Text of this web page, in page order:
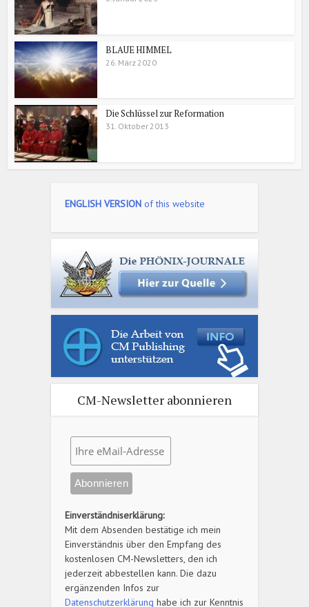
BLAUE HIMMEL
26. März 2020
Die Schlüssel zur Reformation
31. Oktober 2013
ENGLISH VERSION of this website
CM-Newsletter abonnieren
Einverständniserklärung:
Mit dem Absenden bestätige ich mein
Einverständnis über den Empfang des
kostenlosen CM-Newsletters, den ich
jederzeit abbestellen kann. Die dazu
ergänzenden Infos zur
Datenschutzerklärung habe ich zur Kenntnis